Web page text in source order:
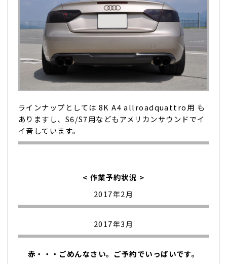
ラインナップとしては 8K A4 allroadquattro用 も
ありますし、S6/S7用などもアメリカンサウンドでイ
イ音しています。
< 作業予約状況 >
2017年2月
2017年3月
赤・・・ごめんなさい。ご予約でいっぱいです。